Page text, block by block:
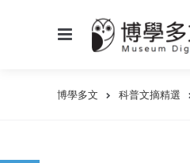
博學多文 科普文摘精選